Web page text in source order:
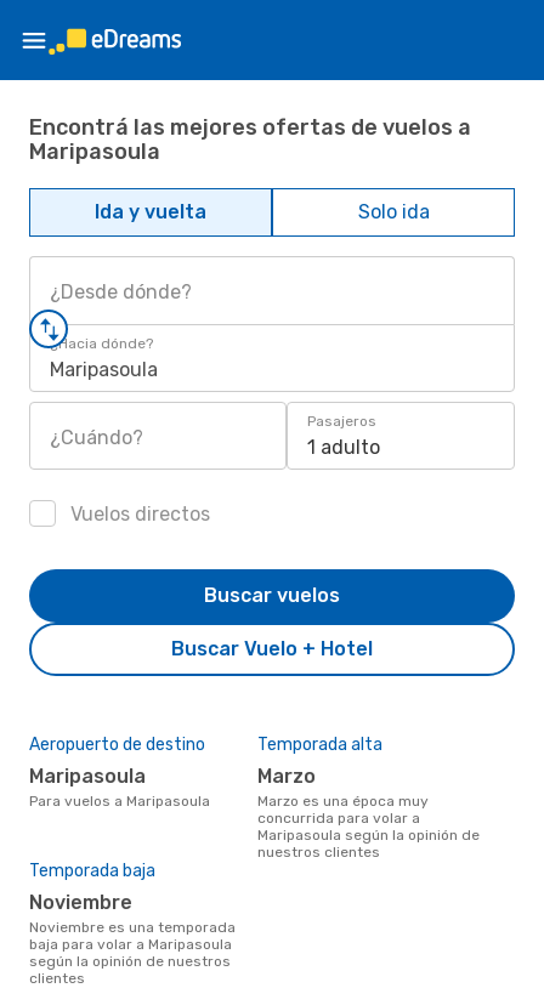
Encontrá las mejores ofertas de vuelos a
Maripasoula
Ida y vuelta Solo ida
¿Desde dónde?
¿Hacia dónde?
Maripasoula
¿Cuándo?
Pasajeros
1 adulto
Vuelos directos
Buscar Vuelo + Hotel
Buscar vuelos
Aeropuerto de destino
Maripasoula
Para vuelos a Maripasoula
Temporada alta
marzo
marzo es una época muy
concurrida para volar a
Maripasoula según la opinión de
nuestros clientes
Temporada baja
noviembre
noviembre es una temporada
baja para volar a Maripasoula
según la opinión de nuestros
clientes